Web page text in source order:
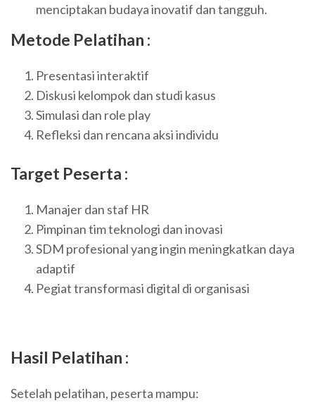
menciptakan budaya inovatif dan tangguh.
Metode Pelatihan :
Presentasi interaktif
Diskusi kelompok dan studi kasus
Simulasi dan role play
Refleksi dan rencana aksi individu
Target Peserta :
Manajer dan staf HR
Pimpinan tim teknologi dan inovasi
SDM profesional yang ingin meningkatkan daya
adaptif
Pegiat transformasi digital di organisasi
Hasil Pelatihan :
Setelah pelatihan, peserta mampu: